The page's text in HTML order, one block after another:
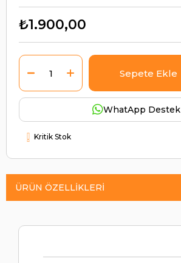
₺1.900,00
WhatApp Destek
Kritik Stok
ÜRÜN ÖZELLIKLERI